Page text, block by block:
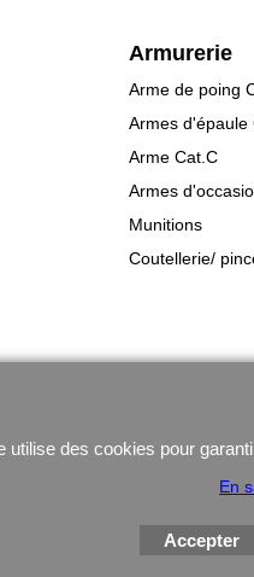
Armurerie
Arme de poing
Armes d'épaule
Arme Cat.C
Armes
Munitions
Coutellerie/
utilise des cookies pour
En
Accepter